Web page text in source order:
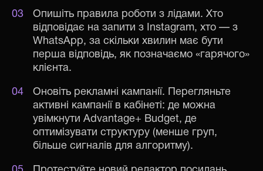
Опишіть правила роботи з лідами. Хто
відповідає на запити з Instagram, хто — з
WhatsApp, за скільки хвилин має бути
перша відповідь, як позначаємо «гарячого»
клієнта.
Оновіть рекламні кампанії. Перегляньте
активні кампанії в кабінеті: де можна
увімкнути Advantage+ Budget, де
оптимізувати структуру (менше груп,
більше сигналів для алгоритму).